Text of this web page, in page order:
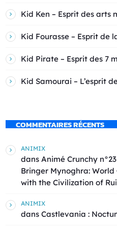
Kid Ken – Esprit des arts
Kid Fourasse – Esprit de
Kid Pirate – Esprit des 7
Kid Samourai – L’esprit
COMMENTAIRES RÉCENTS
ANIMIX
dans Animé Crunchy
Bringer Mynoghra: World
with the Civilization of
ANIMIX
dans Castlevania :